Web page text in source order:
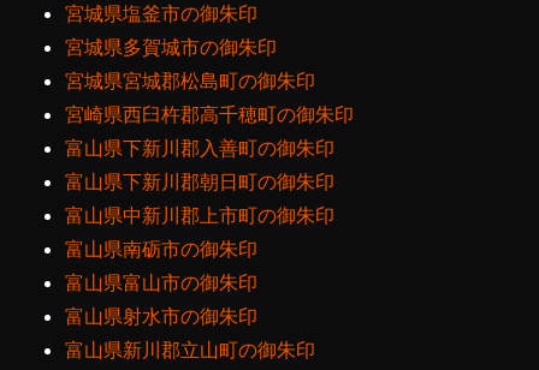
宮城県塩釜市の御朱印
宮城県多賀城市の御朱印
宮城県宮城郡松島町の御朱印
宮崎県西臼杵郡高千穂町の御朱印
富山県下新川郡入善町の御朱印
富山県下新川郡朝日町の御朱印
富山県中新川郡上市町の御朱印
富山県南砺市の御朱印
富山県富山市の御朱印
富山県射水市の御朱印
富山県新川郡立山町の御朱印